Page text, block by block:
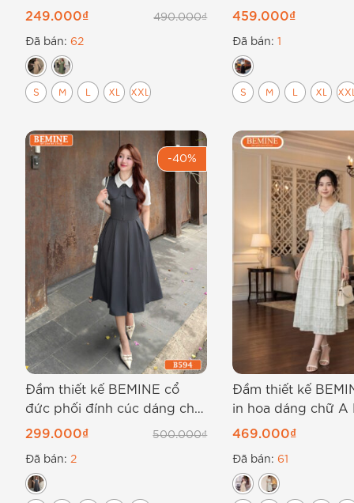
249.000₫ 490.000₫
Đã bán: 62
S M L XL XXL
A B642
459.000₫
Đã bán:1
S M L XL
-40%
Đầm thiết kế BEMINE cổ
đức phối đính cúc dáng chữ
A B594
299.000₫ 500.000₫
Đã bán: 2
Đầm thiết kế
in hoa dáng chữ A
469.000₫
Đã bán:61